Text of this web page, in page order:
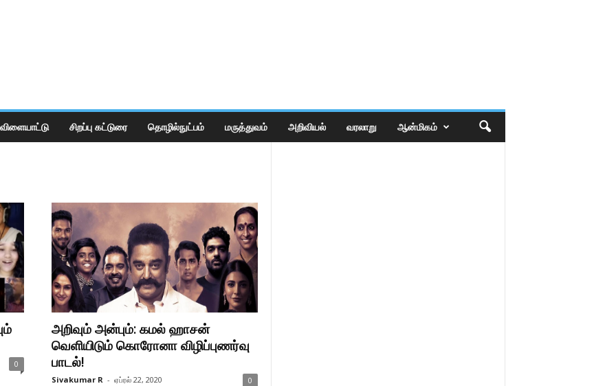
விளையாட்டு சிறப்பு கட்டுரை தொழில்நுட்பம் மருத்துவம் அறிவியல் வரலாறு ஆன்மிகம்
0
அறிவும் அன்பும்: கமல் ஹாசன்
வெளியிடும் கொரோனா விழிப்புணர்வு
பாடல்!
Sivakumar R - ஏப்ரல் 22, 2020 0